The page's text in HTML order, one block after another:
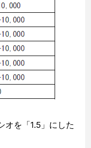
オを「1.5」にした